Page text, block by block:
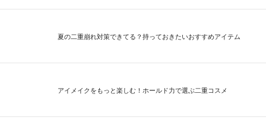
夏の二重崩れ対策できてる？持っておきたいおすすめアイテム
アイメイクをもっと楽しむ！ホールド力で選ぶ二重コスメ